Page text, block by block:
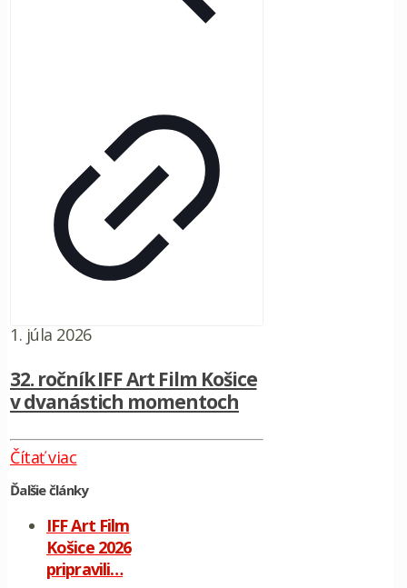
1. júla 2026
32. ročník IFF Art Film Košice
v dvanástich momentoch
Čítať viac
Ďalšie články
IFF Art Film
Košice 2026
pripravili…